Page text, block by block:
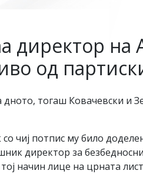
директор на
од
тогаш Ковачевски и
чиј потпис му било
директор за
начин лице на црната